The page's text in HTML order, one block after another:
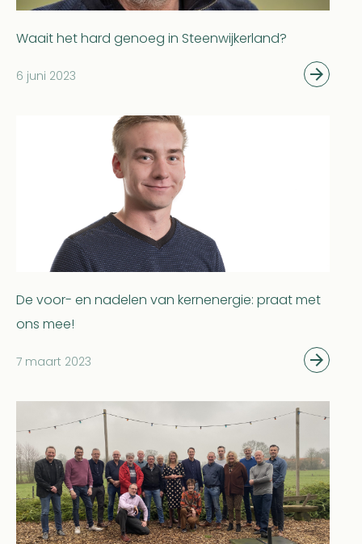
Waait het hard genoeg in Steenwijkerland?
6 juni 2023
De voor- en nadelen van kernenergie: praat met
ons mee!
7 maart 2023